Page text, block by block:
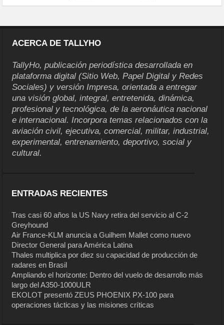
ACERCA DE TALLYHO
TallyHo, publicación periodística desarrollada en
plataforma digital (Sitio Web, Papel Digital y Redes
Sociales) y versión Impresa, orientada a entregar
una visión global, integral, entretenida, dinámica,
profesional y tecnológica, de la aeronáutica nacional
e internacional. Incorpora temas relacionados con la
aviación civil, ejecutiva, comercial, militar, industrial,
experimental, entrenamiento, deportivo, social y
cultural.
ENTRADAS RECIENTES
Tras casi 60 años la US Navy retira del servicio al C-2
Greyhound
Air France-KLM anuncia a Guilhem Mallet como nuevo
Director General para América Latina
Thales multiplica por diez su capacidad de producción de
radares en Brasil
Ampliando el horizonte: Dentro del vuelo de desarrollo más
largo del A350-1000ULR
EKOLOT presentó ZEUS PHOENIX PX-100 para
operaciones tácticas y las misiones críticas